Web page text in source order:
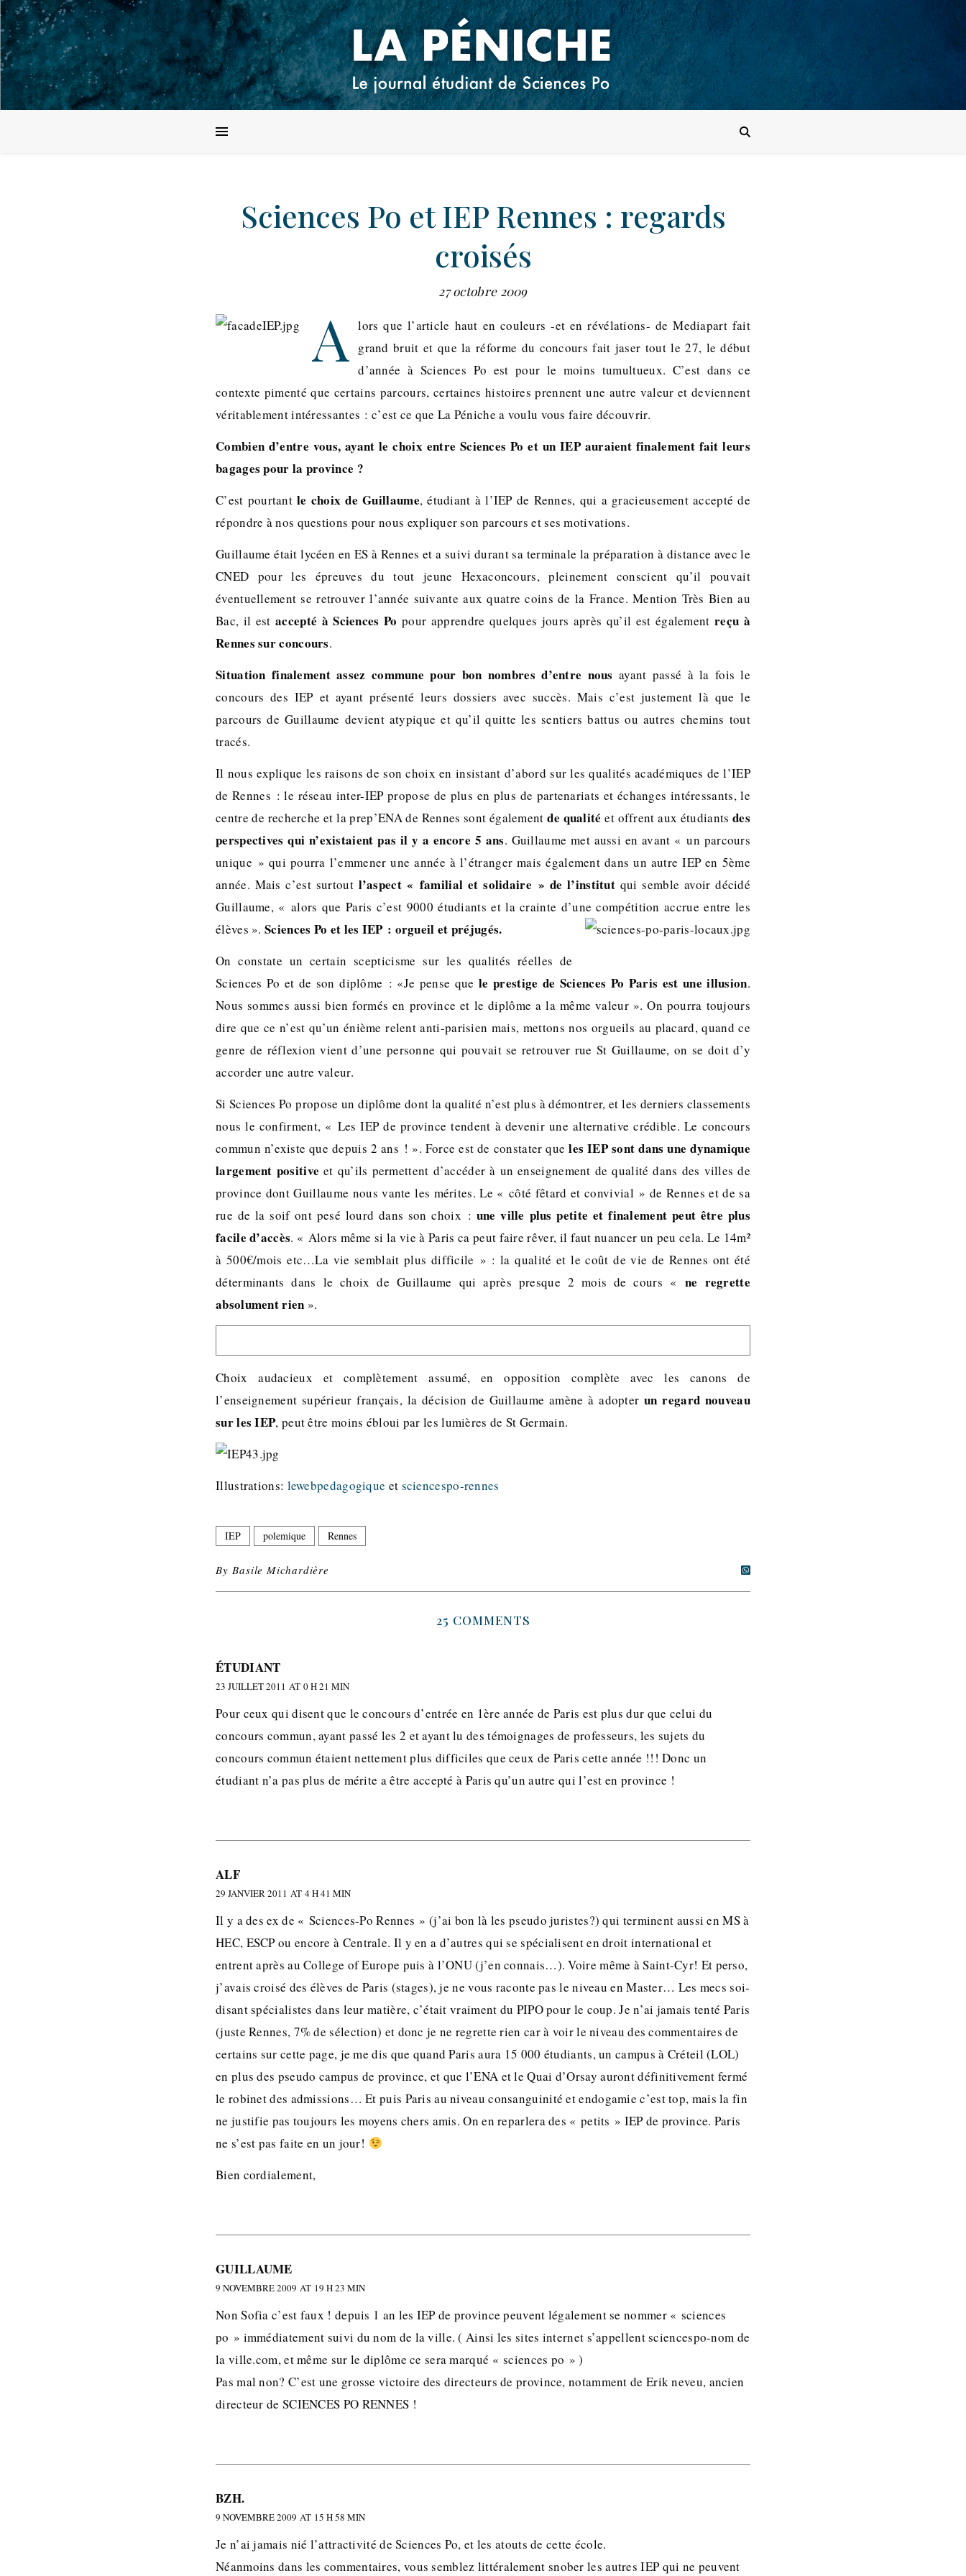
Sciences Po et IEP Rennes : regards
croisés
27 octobre 2009
A
lors que l’article haut en couleurs -et en révélations- de Mediapart fait
grand bruit et que la réforme du concours fait jaser tout le 27, le début
d’année à Sciences Po est pour le moins tumultueux. C’est dans ce
contexte pimenté que certains parcours, certaines histoires prennent une autre valeur et deviennent
véritablement intéressantes : c’est ce que La Péniche a voulu vous faire découvrir.
Combien d’entre vous, ayant le choix entre Sciences Po et un IEP auraient finalement fait leurs
bagages pour la province ?
C’est pourtantle choix de Guillaume, étudiant à l’IEP de Rennes, qui a gracieusement accepté de
répondre à nos questions pour nous expliquer son parcours et ses motivations.
Guillaume était lycéen en ES à Rennes et a suivi durant sa terminale la préparation à distance avec le
CNED pour les épreuves du tout jeune Hexaconcours, pleinement conscient qu’il pouvait
éventuellement se retrouver l’année suivante aux quatre coins de la France. Mention Très Bien au
Bac, il estaccepté à Sciences Po pour apprendre quelques jours après qu’il est égalementreçu à
Rennes sur concours.
Situation finalement assez commune pour bon nombres d’entre nous ayant passé à la fois le
concours des IEP et ayant présenté leurs dossiers avec succès. Mais c’est justement là que le
parcours de Guillaume devient atypique et qu’il quitte les sentiers battus ou autres chemins tout
tracés.
Il nous explique les raisons de son choix en insistant d’abord sur les qualités académiques de l’IEP
de Rennes : le réseau inter-IEP propose de plus en plus de partenariats et échanges intéressants, le
centre de recherche et la prep’ENA de Rennes sont égalementde qualité et offrent aux étudiantsdes
perspectives qui n’existaient pas il y a encore 5 ans. Guillaume met aussi en avant « un parcours
unique » qui pourra l’emmener une année à l’étranger mais également dans un autre IEP en 5ème
année. Mais c’est surtout l’aspect « familial et solidaire » de l’institut qui semble avoir décidé
Guillaume, « alors que Paris c’est 9000 étudiants et la crainte d’une compétition accrue entre les
élèves ». Sciences Po et les IEP : orgueil et préjugés.
On constate un certain scepticisme sur les qualités réelles de
Sciences Po et de son diplôme : «Je pense quele prestige de Sciences Po Paris est une illusion.
Nous sommes aussi bien formés en province et le diplôme a la même valeur ». On pourra toujours
dire que ce n’est qu’un énième relent anti-parisien mais, mettons nos orgueils au placard, quand ce
genre de réflexion vient d’une personne qui pouvait se retrouver rue St Guillaume, on se doit d’y
accorder une autre valeur.
Si Sciences Po propose un diplôme dont la qualité n’est plus à démontrer, et les derniers classements
nous le confirment, « Les IEP de province tendent à devenir une alternative crédible. Le concours
commun n’existe que depuis 2 ans ! ». Force est de constater queles IEP sont dans une dynamique
largement positive et qu’ils permettent d’accéder à un enseignement de qualité dans des villes de
province dont Guillaume nous vante les mérites. Le « côté fêtard et convivial » de Rennes et de sa
rue de la soif ont pesé lourd dans son choix : une ville plus petite et finalement peut être plus
facile d’accès. « Alors même si la vie à Paris ca peut faire rêver, il faut nuancer un peu cela. Le 14m²
à 500€/mois etc…La vie semblait plus difficile » : la qualité et le coût de vie de Rennes ont été
déterminants dans le choix de Guillaume qui après presque 2 mois de cours «ne regrette
absolument rien ».
Choix audacieux et complètement assumé, en opposition complète avec les canons de
l’enseignement supérieur français, la décision de Guillaume amène à adopterun regard nouveau
sur les IEP, peut être moins ébloui par les lumières de St Germain.
Illustrations: lewebpedagogique et sciencespo-rennes
IEP polemique Rennes
By Basile Michardière
25 COMMENTS
ÉTUDIANT
23 JUILLET 2011 AT 0 H 21 MIN
Pour ceux qui disent que le concours d’entrée en 1ère année de Paris est plus dur que celui du
concours commun, ayant passé les 2 et ayant lu des témoignages de professeurs, les sujets du
concours commun étaient nettement plus difficiles que ceux de Paris cette année !!! Donc un
étudiant n’a pas plus de mérite a être accepté à Paris qu’un autre qui l’est en province !
ALF
29 JANVIER 2011 AT 4 H 41 MIN
Il y a des ex de « Sciences-Po Rennes » (j’ai bon là les pseudo juristes?) qui terminent aussi en MS à
HEC, ESCP ou encore à Centrale. Il y en a d’autres qui se spécialisent en droit international et
entrent après au College of Europe puis à l’ONU (j’en connais…). Voire même à Saint-Cyr! Et perso,
j’avais croisé des élèves de Paris (stages), je ne vous raconte pas le niveau en Master… Les mecs soi-
disant spécialistes dans leur matière, c’était vraiment du PIPO pour le coup. Je n’ai jamais tenté Paris
(juste Rennes, 7% de sélection) et donc je ne regrette rien car à voir le niveau des commentaires de
certains sur cette page, je me dis que quand Paris aura 15 000 étudiants, un campus à Créteil (LOL)
en plus des pseudo campus de province, et que l’ENA et le Quai d’Orsay auront définitivement fermé
le robinet des admissions… Et puis Paris au niveau consanguinité et endogamie c’est top, mais la fin
ne justifie pas toujours les moyens chers amis. On en reparlera des « petits » IEP de province. Paris
ne s’est pas faite en un jour!
Bien cordialement,
GUILLAUME
9 NOVEMBRE 2009 AT 19 H 23 MIN
Non Sofia c’est faux ! depuis 1 an les IEP de province peuvent légalement se nommer « sciences
po » immédiatement suivi du nom de la ville. ( Ainsi les sites internet s’appellent sciencespo-nom de
la ville.com, et même sur le diplôme ce sera marqué « sciences po » )
Pas mal non? C’est une grosse victoire des directeurs de province, notamment de Erik neveu, ancien
directeur de SCIENCES PO RENNES !
BZH.
9 NOVEMBRE 2009 AT 15 H 58 MIN
Je n’ai jamais nié l’attractivité de Sciences Po, et les atouts de cette école.
Néanmoins dans les commentaires, vous semblez littéralement snober les autres IEP qui ne peuvent